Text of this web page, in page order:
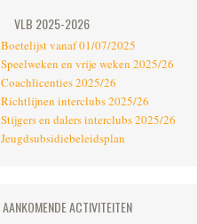
VLB 2025-2026
Boetelijst vanaf 01/07/2025
Speelweken en vrije weken 2025/26
Coachlicenties 2025/26
Richtlijnen interclubs 2025/26
Stijgers en dalers interclubs 2025/26
Jeugdsubsidiebeleidsplan
AANKOMENDE ACTIVITEITEN